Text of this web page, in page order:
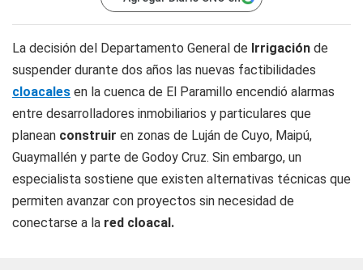
La decisión del Departamento General de Irrigación de
suspender durante dos años las nuevas factibilidades
cloacales en la cuenca de El Paramillo encendió alarmas
entre desarrolladores inmobiliarios y particulares que
planean construir en zonas de Luján de Cuyo, Maipú,
Guaymallén y parte de Godoy Cruz. Sin embargo, un
especialista sostiene que existen alternativas técnicas que
permiten avanzar con proyectos sin necesidad de
conectarse a la red cloacal.